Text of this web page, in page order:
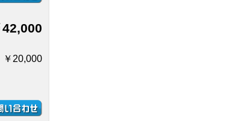
42,000
￥20,000